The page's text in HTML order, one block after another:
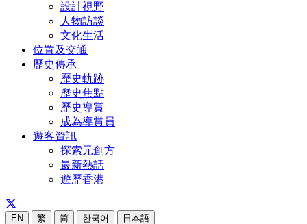
設計視野
人物訪談
文化生活
位置及交通
歷史傳承
歷史軌跡
歷史焦點
歷史導賞
成為導賞員
遊客資訊
探索元創方
最新熱話
遊歷香港
EN 繁 简 한국어 日本語